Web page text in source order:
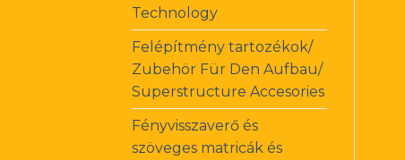
Technology
Felépítmény tartozékok/
Zubehör Für Den Aufbau/
Superstructure Accesories
Fényvisszaverő és
szöveges matricák és